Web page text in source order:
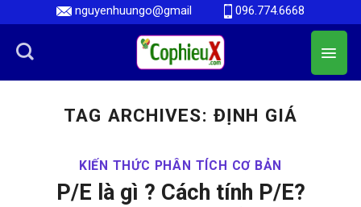
nguyenhuungo@gmail 096.774.6668
TAG ARCHIVES: ĐỊNH GIÁ
KIẾN THỨC PHÂN TÍCH CƠ BẢN
P/E là gì ? Cách tính P/E?